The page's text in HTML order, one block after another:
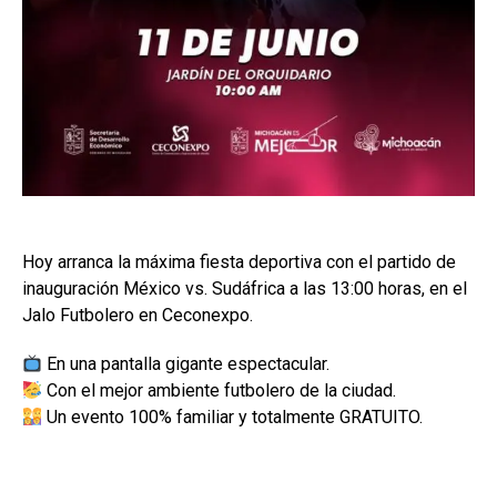
Hoy arranca la máxima fiesta deportiva con el partido de
inauguración México vs. Sudáfrica a las 13:00 horas, en el
Jalo Futbolero en Ceconexpo.
En una pantalla gigante espectacular.
Con el mejor ambiente futbolero de la ciudad.
Un evento 100% familiar y totalmente GRATUITO.